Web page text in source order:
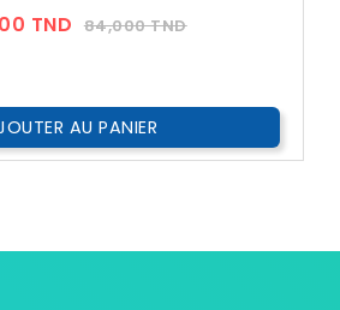
TND Prix
84,000 TNDPrix
AU PANIER